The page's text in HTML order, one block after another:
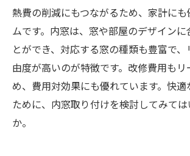
熱費の削減にもつながるため、家計に
ムです。内窓は、窓や部屋のデザインに
とができ、対応する窓の種類も豊富で
由度が高いのが特徴です。改修費用もリ
め、費用対効果にも優れています。快適
ために、内窓取り付けを検討してみて
か。